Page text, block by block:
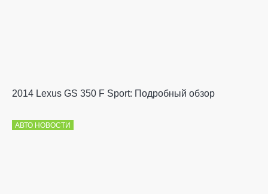
2014 Lexus GS 350 F Sport: Подробный обзор
АВТО НОВОСТИ